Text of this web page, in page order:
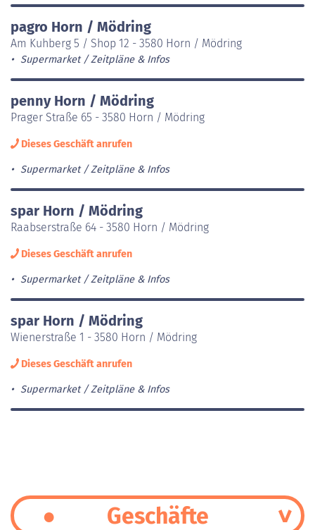
pagro Horn / Mödring
Am Kuhberg 5 / Shop 12 - 3580 Horn / Mödring
Supermarket Zeitpläne & Infos
penny Horn / Mödring
Prager Straße 65 - 3580 Horn / Mödring
Dieses Geschäft anrufen
Supermarket Zeitpläne & Infos
spar Horn / Mödring
Raabserstraße 64 - 3580 Horn / Mödring
Dieses Geschäft anrufen
Supermarket Zeitpläne & Infos
spar Horn / Mödring
Wienerstraße 1 - 3580 Horn / Mödring
Dieses Geschäft anrufen
Supermarket Zeitpläne & Infos
Geschäfte